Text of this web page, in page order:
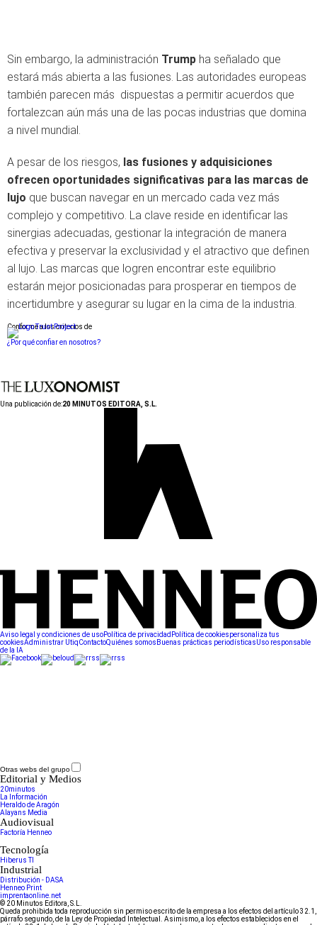
Sin embargo, la administración Trump ha señalado que
estará más abierta a las fusiones. Las autoridades europeas
también parecen más dispuestas a permitir acuerdos que
fortalezcan aún más una de las pocas industrias que domina
a nivel mundial.
A pesar de los riesgos, las fusiones y adquisiciones
ofrecen oportunidades significativas para las marcas de
lujo que buscan navegar en un mercado cada vez más
complejo y competitivo. La clave reside en identificar las
sinergias adecuadas, gestionar la integración de manera
efectiva y preservar la exclusividad y el atractivo que definen
al lujo. Las marcas que logren encontrar este equilibrio
estarán mejor posicionadas para prosperar en tiempos de
incertidumbre y asegurar su lugar en la cima de la industria.
Conforme a los criterios de
¿Por qué confiar en nosotros?
Una publicación de:20 MINUTOS EDITORA, S.L.
Aviso legal y condiciones de usoPolítica de privacidad Política de cookiespersonaliza tus
cookiesAdministrar UtiqContactoQuiénes somos Buenas prácticas periodísticasUso responsable
de la IA
Otras webs del grupo
Editorial y Medios
20minutos
La Información
Heraldo de Aragón
Alayans Media
Audiovisual
Factoría Henneo
Tecnología
Hiberus TI
Industrial
Distribución - DASA
Henneo Print
imprentaonline.net
© 20 Minutos Editora, S.L.
Queda prohibida toda reproducción sin permiso escrito de la empresa a los efectos del artículo 32.1,
párrafo segundo, de la Ley de Propiedad Intelectual. Asimismo, a los efectos establecidos en el